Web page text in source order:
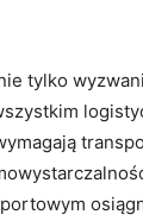
tylko